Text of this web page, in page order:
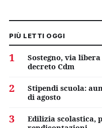
PIÙ LETTI OGGI
1
Sostegno, via
decreto Cdm
2
Stipendi scuola:
di agosto
3
Edilizia scolastica,